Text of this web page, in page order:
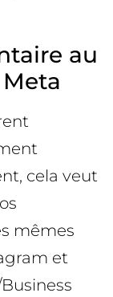
au
cela veut
mêmes
et